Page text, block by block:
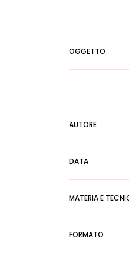
OGGETTO
AUTORE
DATA
MATERIA E
FORMATO